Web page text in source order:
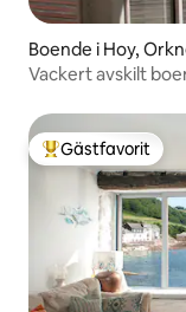
Boende i Hoy,
Vackert avskilt
Populär gästfavorit
Gästfavorit